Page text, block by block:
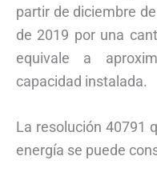
partir de diciembre
de 2019 por una
equivale a
capacidad instalada.
La resolución 40791
energía se puede